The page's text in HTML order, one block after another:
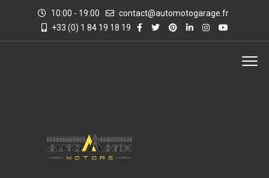
10:00 - 19:00
contact@automotogarage.fr
+33 (0) 1 84 19 18 19